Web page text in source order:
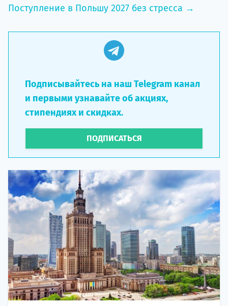
Поступление в Польшу 2027 без стресса →
Подписывайтесь на наш Telegram канал
и первыми узнавайте об акциях,
стипендиях и скидках.
ПОДПИСАТЬСЯ